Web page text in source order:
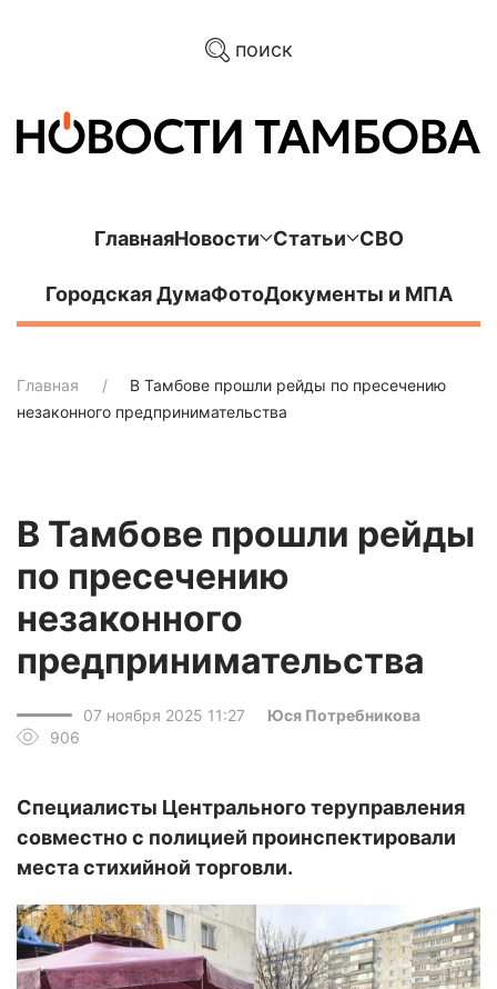
поиск
ГлавнаяНовости Статьи СВО
Городская ДумаФотоДокументы и МПА
Главная
В Тамбове прошли рейды по пресечению
незаконного предпринимательства
В Тамбове прошли рейды
по пресечению
незаконного
предпринимательства
07 ноября 2025 11:27
Юся Потребникова
906
Специалисты Центрального теруправления
совместно с полицией проинспектировали
места стихийной торговли.